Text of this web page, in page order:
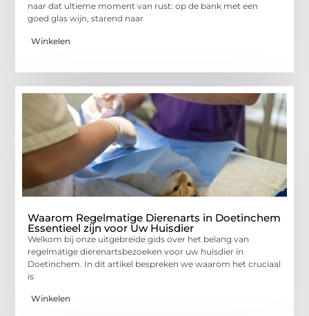
naar dat ultieme moment van rust: op de bank met een
goed glas wijn, starend naar
Winkelen
Waarom Regelmatige Dierenarts in Doetinchem
Essentieel zijn voor Uw Huisdier
Welkom bij onze uitgebreide gids over het belang van
regelmatige dierenartsbezoeken voor uw huisdier in
Doetinchem. In dit artikel bespreken we waarom het cruciaal
is
Winkelen